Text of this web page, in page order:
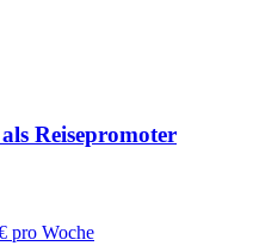
Reisepromoter
pro Woche